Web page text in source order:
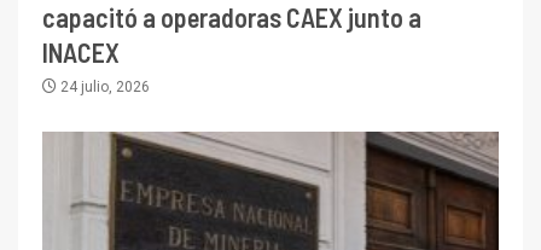
capacitó a operadoras CAEX junto a
INACEX
24 julio, 2026